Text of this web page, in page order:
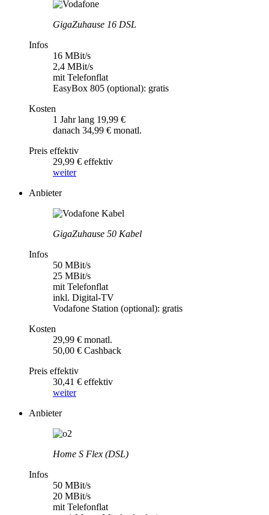
GigaZuhause 16 DSL
Infos
16 MBit/s
2,4 MBit/s
mit Telefonflat
EasyBox 805 (optional): gratis
Kosten
1 Jahr lang 19,99 €
danach 34,99 € monatl.
Preis effektiv
29,99 € effektiv
weiter
Anbieter
GigaZuhause 50 Kabel
Infos
50 MBit/s
25 MBit/s
mit Telefonflat
inkl. Digital-TV
Vodafone Station (optional): gratis
Kosten
29,99 € monatl.
50,00 € Cashback
Preis effektiv
30,41 € effektiv
weiter
Anbieter
Home S Flex (DSL)
Infos
50 MBit/s
20 MBit/s
mit Telefonflat